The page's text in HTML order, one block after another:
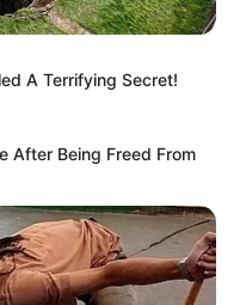
A Terrifying Secret!
After Being Freed From